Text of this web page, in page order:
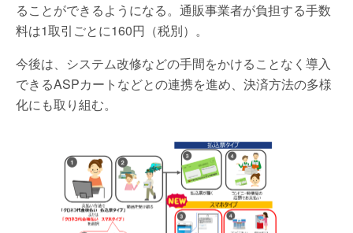
ることができるようになる。通販事業者が負担する手数
料は1取引ごとに160円（税別）。
今後は、システム改修などの手間をかけることなく導入
できるASPカートなどとの連携を進め、決済方法の多様
化にも取り組む。